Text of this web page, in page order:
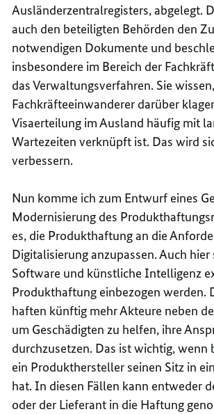
Ausländerzentralregisters, abgelegt.
auch den beteiligten Behörden den
notwendigen Dokumente und
insbesondere im Bereich der
das Verwaltungsverfahren. Sie
Fachkräfteeinwanderer darüber
Visaerteilung im Ausland häufig mit
Wartezeiten verknüpft ist. Das wird
verbessern.
Nun komme ich zum Entwurf eines
Modernisierung des
es, die Produkthaftung an die
Digitalisierung anzupassen. Auch
Software und künstliche Intelligenz
Produkthaftung einbezogen werden.
haften künftig mehr Akteure neben
um Geschädigten zu helfen, ihre
durchzusetzen. Das ist wichtig, wenn
ein Produkthersteller seinen Sitz in
hat. In diesen Fällen kann entweder
oder der Lieferant in die Haftung